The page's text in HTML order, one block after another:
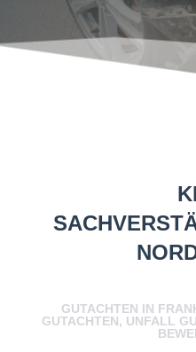
GUTACHTEN IN
GUTACHTEN, UNFALL